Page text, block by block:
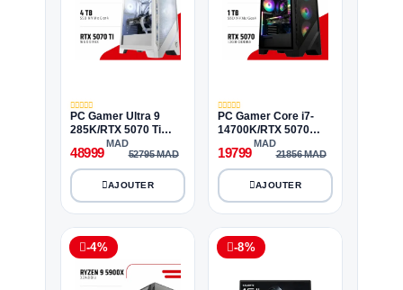
PC Gamer Ultra 9
285K/RTX 5070 Ti
16GB/128GB
DDR5/4TB SSD
48999
MAD
52795 MAD
PC Gamer Core i7-
14700K/RTX 5070
12GB/32GB
DDR4/1TB SSD
19799
MAD
21856 MAD
-4% -8%